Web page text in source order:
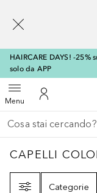
HAIRCARE DAYS! -25%
solo da APP
MenuApri menuAl Mio
Torna indietro
Esegui ricerca
CAPELLI
CAPELLI
Categorie